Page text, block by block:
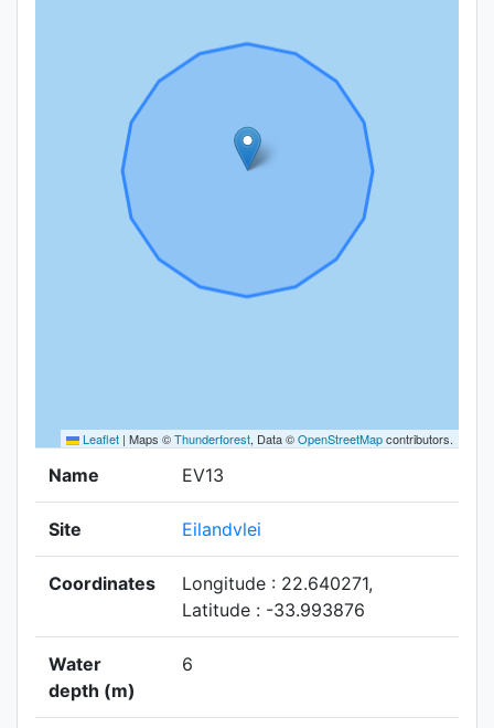
Leaflet | Maps ©Thunderforest, Data ©OpenStreetMapcontributors.
Name EV13
Site Eilandvlei
Coordinates
Longitude : 22.640271,
Latitude : -33.993876
Water
depth (m)
6